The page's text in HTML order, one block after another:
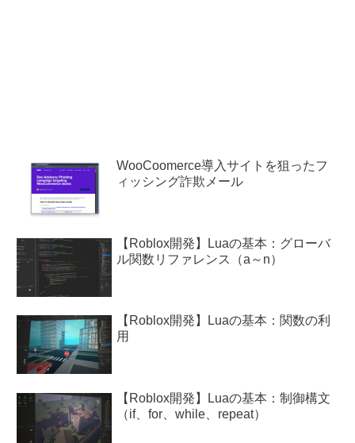
WooCoomerce導入サイトを狙ったフ
ィッシング詐欺メール
【Roblox開発】Luaの基本：グローバ
ル関数リファレンス（a～n）
【Roblox開発】Luaの基本：関数の利
用
【Roblox開発】Luaの基本：制御構文
（if、for、while、repeat）